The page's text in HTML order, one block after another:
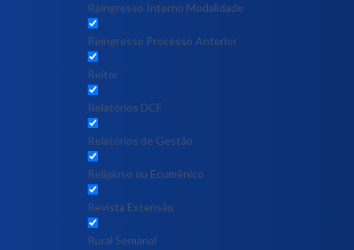
Reingresso Interno Modalidade
Reingresso Processo Anterior
Reitor
Relatórios DCF
Relatórios de Gestão
Religioso ou Ecumênico
Revista Extensão
Rural Semanal